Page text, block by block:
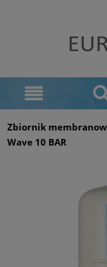
Zbiornik
Wave 10 BAR